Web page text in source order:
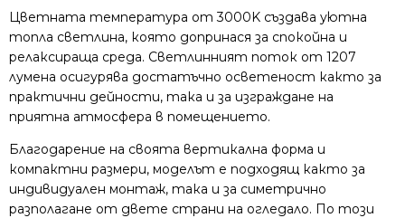
Цветната температура от 3000K създава уютна
топла светлина, която допринася за спокойна и
релаксираща среда. Светлинният поток от 1207
лумена осигурява достатъчно осветеност както за
практични дейности, така и за изграждане на
приятна атмосфера в помещението.
Благодарение на своята вертикална форма и
компактни размери, моделът е подходящ както за
индивидуален монтаж, така и за симетрично
разполагане от двете страни на огледало. По този